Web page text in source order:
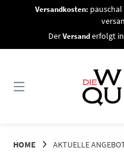
Versandkosten: pauschal
DerVersanderfolgt
HOME AKTUELLE